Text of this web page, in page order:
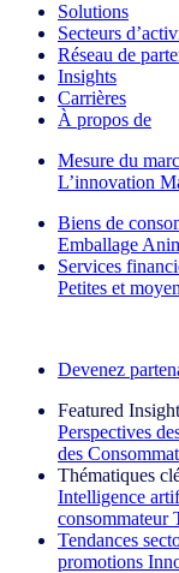
Solutions
Secteurs
Réseau de
Insights
Carrières
À propos de
Mesure du
L’innovation
Biens de
Emballage
Services
Petites et
Devenez
Featured
Perspectives
des
Thématiques
Intelligence
consommateur
Tendances
promotions